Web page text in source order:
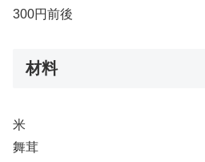
300円前後
材料
米
舞茸